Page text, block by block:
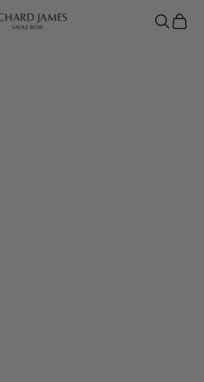
Richard JamesSearch
Cart